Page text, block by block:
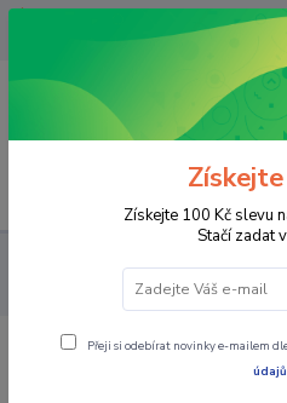
OPAVA 733537099/HLUČÍN
734541648/OLOMOUC 734593593
PRO JEZDCE HELMY
Otevřená moto přilba Oxygen Jawa
CASSIDA Otevřená
Získejte 100 Kč slevu
Stačí zadat
Přeji si odebírat novinky e-mailem
údajů